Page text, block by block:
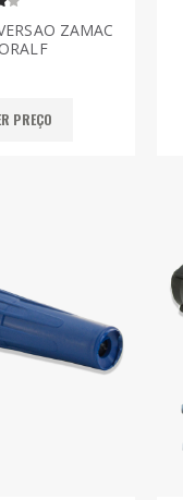
ZAMAC
PREÇO